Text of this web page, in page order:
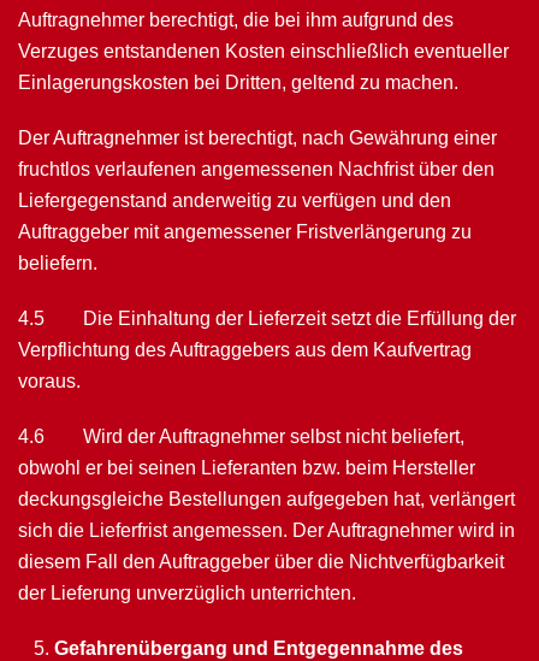
Auftragnehmer berechtigt, die bei ihm aufgrund des
Verzuges ent­standenen Kosten einschließlich eventueller
Einlagerungskosten bei Dritten, geltend zu machen.
Der Auftragnehmer ist berechtigt, nach Gewährung einer
fruchtlos verlaufenen angemessenen Nachfrist über den
Liefergegenstand anderweitig zu verfügen und den
Auftragge­ber mit angemessener Fristverlängerung zu
beliefern.
4.5 Die Einhaltung der Lieferzeit setzt die Erfüllung der
Verpflichtung des Auftrag­gebers aus dem Kaufvertrag
voraus.
4.6 Wird der Auftragnehmer selbst nicht beliefert,
obwohl er bei seinen Lieferanten bzw. beim Hersteller
deckungsgleiche Bestellungen aufgegeben hat, verlängert
sich die Lieferfrist angemessen. Der Auftragnehmer wird in
diesem Fall den Auftraggeber über die Nichtverfügbarkeit
der Lieferung unverzüglich unterrichten.
Gefahrenübergang und Entgegennahme des